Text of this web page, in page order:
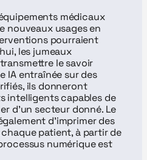
médicaux
nouveaux usages en
pourraient
les jumeaux
le savoir
IA entraînée sur des
ils donneront
intelligents capables de
d’un secteur donné. Le
d’imprimer des
patient, à partir de
numérique est